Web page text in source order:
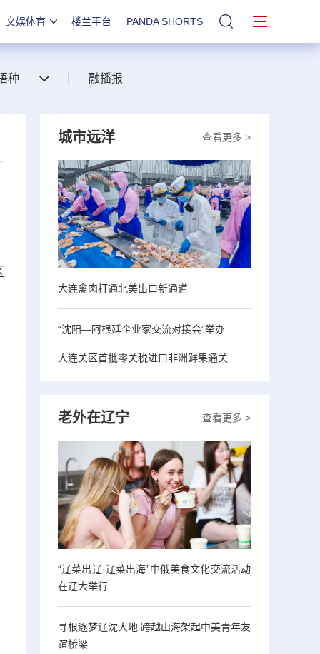
文娱体育 楼兰平台 PANDA SHORTS 站内搜索
种 融播报
查看更多 >
城市远洋
大连禽肉打通北美出口新通道
“沈阳—阿根廷企业家交流对接会”举办
大连关区首批零关税进口非洲鲜果通关
查看更多 >
老外在辽宁
“辽菜出辽·辽菜出海”中俄美食文化交流活动
在辽大举行
寻根逐梦辽沈大地 跨越山海架起中美青年友
谊桥梁